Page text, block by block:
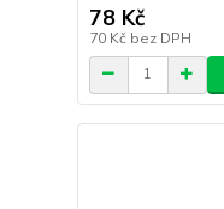
78 Kč
70 Kč bez DPH